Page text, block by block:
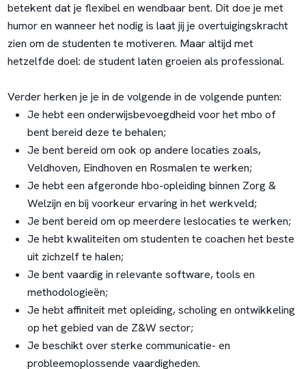
betekent dat je flexibel en wendbaar bent. Dit doe je met
humor en wanneer het nodig is laat jij je overtuigingskracht
zien om de studenten te motiveren. Maar altijd met
hetzelfde doel: de student laten groeien als professional.
Verder herken je je in de volgende in de volgende punten:
Je hebt een onderwijsbevoegdheid voor het mbo of
bent bereid deze te behalen;
Je bent bereid om ook op andere locaties zoals,
Veldhoven, Eindhoven en Rosmalen te werken;
Je hebt een afgeronde hbo-opleiding binnen Zorg &
Welzijn en bij voorkeur ervaring in het werkveld;
Je bent bereid om op meerdere leslocaties te werken;
Je hebt kwaliteiten om studenten te coachen het beste
uit zichzelf te halen;
Je bent vaardig in relevante software, tools en
methodologieën;
Je hebt affiniteit met opleiding, scholing en ontwikkeling
op het gebied van de Z&W sector;
Je beschikt over sterke communicatie- en
probleemoplossende vaardigheden.